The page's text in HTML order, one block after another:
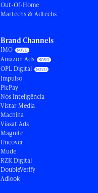
Out-Of-Home
Martechs & Adtechs
Brand Channels
IMO
Amazon Ads
OPL Digital
Impulso
PicPay
Nós Inteligência
Vistar Media
Machina
Viasat Ads
Magnite
Uncover
Mude
RZK Digital
DoubleVerify
Adlook